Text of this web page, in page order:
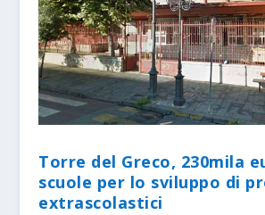
Torre del Greco, 230mila
scuole per lo sviluppo di
extrascolastici